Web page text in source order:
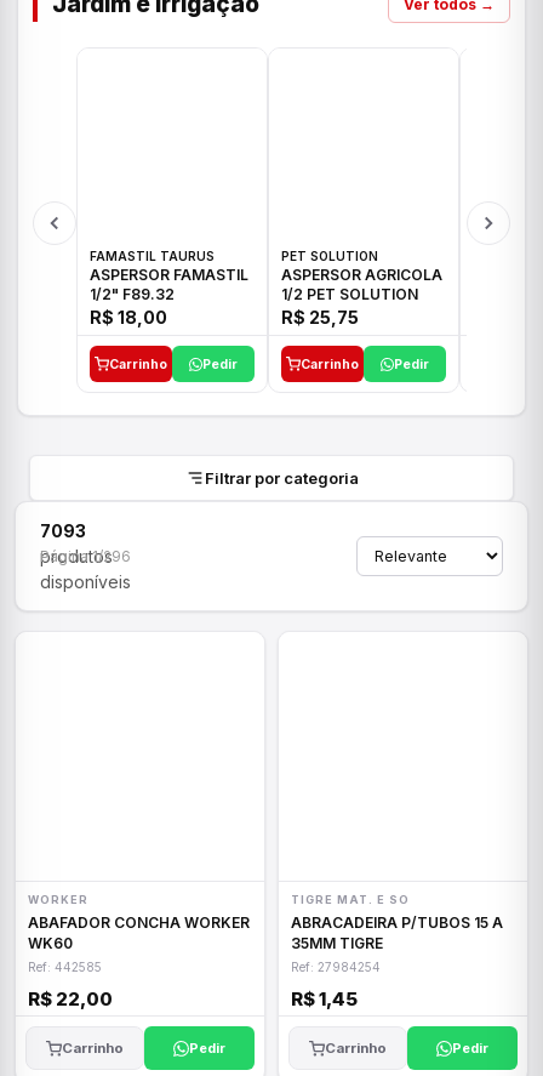
Ver todos →
FAMASTIL TAURUS
ASPERSOR FAMASTIL
1/2" F89.32
R$ 18,00
Carrinho Pedir
PET SOLUTION
ASPERSOR AGRICOLA
1/2 PET SOLUTION
R$ 25,75
Carrinho Pedir
Filtrar por categoria
7093
produtos
disponíveis
Página 1/296
WORKER
ABAFADOR CONCHA WORKER
WK60
Ref: 442585
R$ 22,00
Carrinho Pedir
TIGRE MAT. E SO
ABRACADEIRA P/TUBOS 15 A
35MM TIGRE
Ref: 27984254
R$ 1,45
Carrinho Pedir